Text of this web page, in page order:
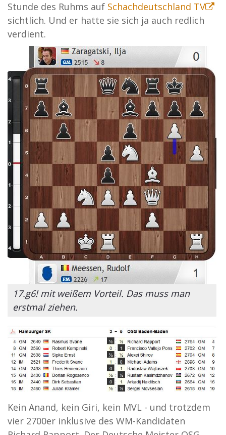
Stunde des Ruhms auf Schachdeutschland TV
sichtlich. Und er hatte sie sich ja auch redlich
verdient.
17.g6! mit weißem Vorteil. Das muss man
erstmal ziehen.
Kein Anand, kein Giri, kein MVL - und trotzdem
vier 2700er inklusive des WM-Kandidaten